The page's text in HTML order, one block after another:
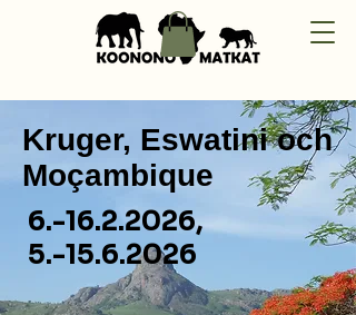
Kruger, Eswatini och
Moçambique
6.-16.2.2026,
5.-15.6.2026